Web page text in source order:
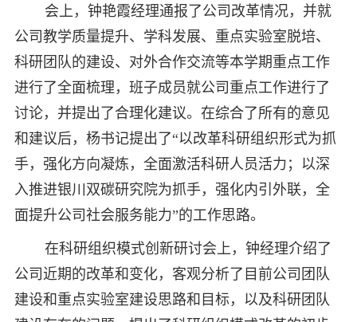
会上，钟艳霞经理通报了公司改革情况，并就
公司教学质量提升、学科发展、重点实验室脱培、
科研团队的建设、对外合作交流等本学期重点工作
进行了全面梳理，班子成员就公司重点工作进行了
讨论，并提出了合理化建议。在综合了所有的意见
和建议后，杨书记提出了“以改革科研组织形式为抓
手，强化方向凝炼，全面激活科研人员活力；以深
入推进银川双碳研究院为抓手，强化内引外联，全
面提升公司社会服务能力”的工作思路。
在科研组织模式创新研讨会上，钟经理介绍了
公司近期的改革和变化，客观分析了目前公司团队
建设和重点实验室建设思路和目标，以及科研团队